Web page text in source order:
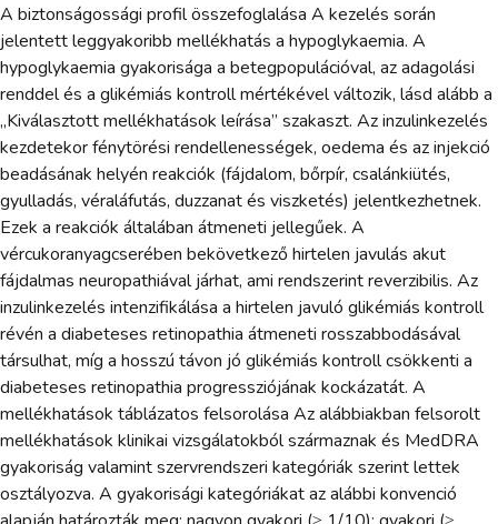
A biztonságossági profil összefoglalása A kezelés során
jelentett leggyakoribb mellékhatás a hypoglykaemia. A
hypoglykaemia gyakorisága a betegpopulációval, az adagolási
renddel és a glikémiás kontroll mértékével változik, lásd alább a
„Kiválasztott mellékhatások leírása” szakaszt. Az inzulinkezelés
kezdetekor fénytörési rendellenességek, oedema és az injekció
beadásának helyén reakciók (fájdalom, bőrpír, csalánkiütés,
gyulladás, véraláfutás, duzzanat és viszketés) jelentkezhetnek.
Ezek a reakciók általában átmeneti jellegűek. A
vércukoranyagcserében bekövetkező hirtelen javulás akut
fájdalmas neuropathiával járhat, ami rendszerint reverzibilis. Az
inzulinkezelés intenzifikálása a hirtelen javuló glikémiás kontroll
révén a diabeteses retinopathia átmeneti rosszabbodásával
társulhat, míg a hosszú távon jó glikémiás kontroll csökkenti a
diabeteses retinopathia progressziójának kockázatát. A
mellékhatások táblázatos felsorolása Az alábbiakban felsorolt
mellékhatások klinikai vizsgálatokból származnak és MedDRA
gyakoriság valamint szervrendszeri kategóriák szerint lettek
osztályozva. A gyakorisági kategóriákat az alábbi konvenció